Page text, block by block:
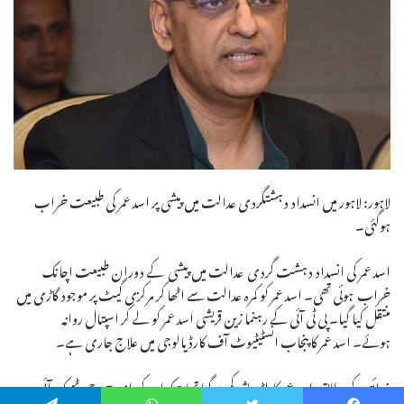
لاہور: لاہور میں انسداد دہشتگردی عدالت میں پیشی پر اسد عمر کی طبیعت خراب
ہوگئی۔
اسد عمر کی انسداد دہشت گردی عدالت میں پیشی کے دوران طبیعت اچانک
خراب ہوئی تھی۔ اسد عمر کو کمرہ عدالت سے اٹھا کر مرکزی گیٹ پر موجود گاڑی میں
منتقل کیا گیا۔ پی ٹی آئی کے رہنما زین قریشی اسد عمر کو لے کر اسپتال روانہ
ہوئے۔ اسد عمر کا پنجاب انسٹیٹیوٹ آف کارڈیالوجی میں علاج جاری ہے۔
ذرائع کے مطابق اسد عمر کا بلڈ پریشر کم ہوگیا تھا جبکہ ان کی ای سی جی ٹھیک آئی